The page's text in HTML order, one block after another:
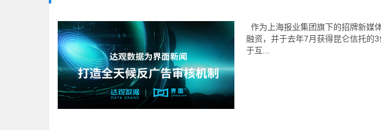
作为上海报业集团旗下的招牌新媒
融资，并于去年7月获得昆仑信托的
于互...